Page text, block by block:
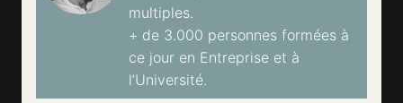
multiples.
+ de 3.000 personnes formées à
ce jour en Entreprise et à
l’Université.